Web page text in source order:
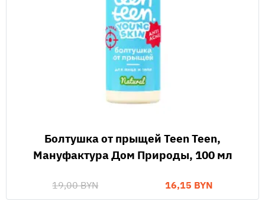
Болтушка от прыщей Teen Teen,
Мануфактура Дом Природы, 100 мл
19,00 BYN 16,15 BYN